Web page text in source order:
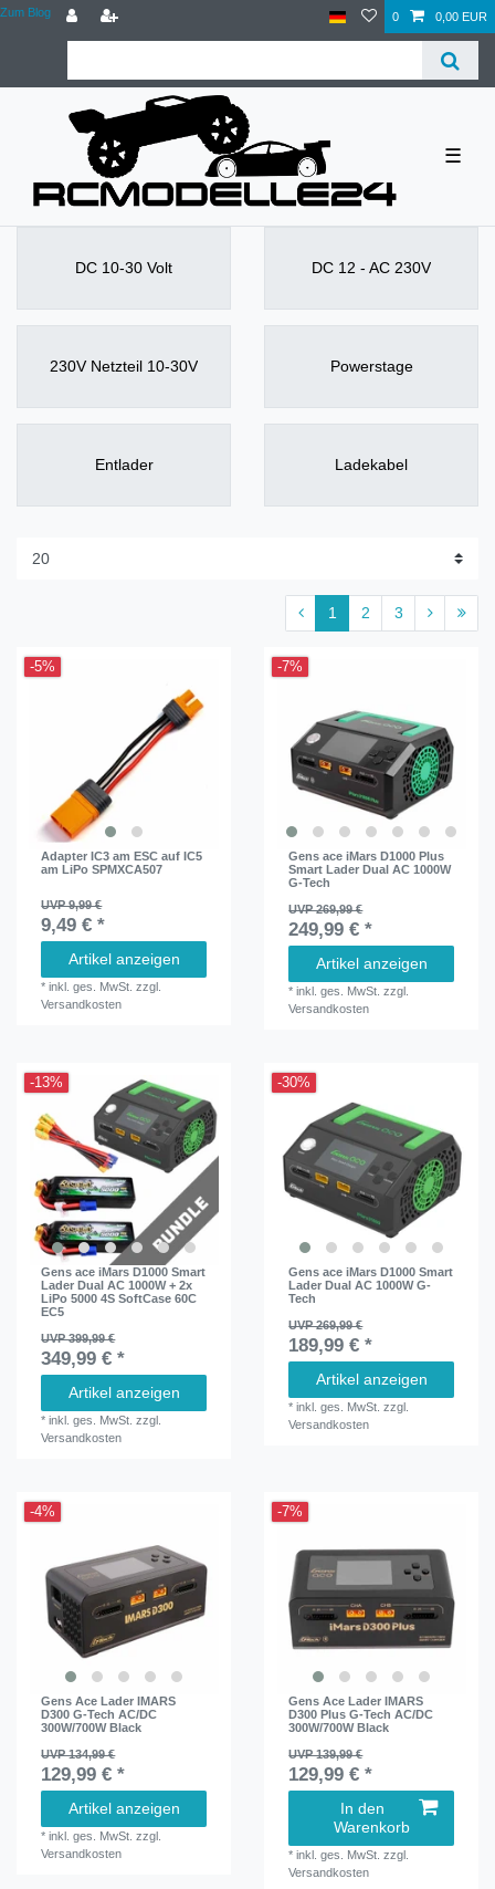
Zum Blog 0 0,00 EUR
☰
DC 10-30 Volt DC 12 - AC 230V
230V Netzteil 10-30V Powerstage
Entlader Ladekabel
1 2 3
-5%
Adapter IC3 am ESC auf IC5
am LiPo SPMXCA507
UVP 9,99 €
9,49 € *
Artikel anzeigen
*inkl. ges. MwSt. zzgl.
Versandkosten
-7%
Gens ace iMars D1000 Plus
Smart Lader Dual AC 1000W
G-Tech
UVP 269,99 €
249,99 € *
Artikel anzeigen
*inkl. ges. MwSt. zzgl.
Versandkosten
-13%
Gens ace iMars D1000 Smart
Lader Dual AC 1000W + 2x
LiPo 5000 4S SoftCase 60C
EC5
UVP 399,99 €
349,99 € *
Artikel anzeigen
*inkl. ges. MwSt. zzgl.
Versandkosten
-30%
Gens ace iMars D1000 Smart
Lader Dual AC 1000W G-
Tech
UVP 269,99 €
189,99 € *
Artikel anzeigen
*inkl. ges. MwSt. zzgl.
Versandkosten
-4%
Gens Ace Lader IMARS
D300 G-Tech AC/DC
300W/700W Black
UVP 134,99 €
129,99 € *
Artikel anzeigen
*inkl. ges. MwSt. zzgl.
Versandkosten
-7%
Gens Ace Lader IMARS
D300 Plus G-Tech AC/DC
300W/700W Black
UVP 139,99 €
129,99 € *
In den
Warenkorb
*inkl. ges. MwSt. zzgl.
Versandkosten